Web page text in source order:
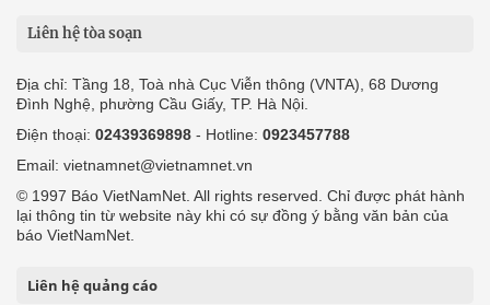
Liên hệ tòa soạn
Địa chỉ: Tầng 18, Toà nhà Cục Viễn thông (VNTA), 68 Dương
Đình Nghệ, phường Cầu Giấy, TP. Hà Nội.
Điện thoại: 02439369898 - Hotline: 0923457788
Email: vietnamnet@vietnamnet.vn
© 1997 Báo VietNamNet. All rights reserved. Chỉ được phát hành
lại thông tin từ website này khi có sự đồng ý bằng văn bản của
báo VietNamNet.
Liên hệ quảng cáo